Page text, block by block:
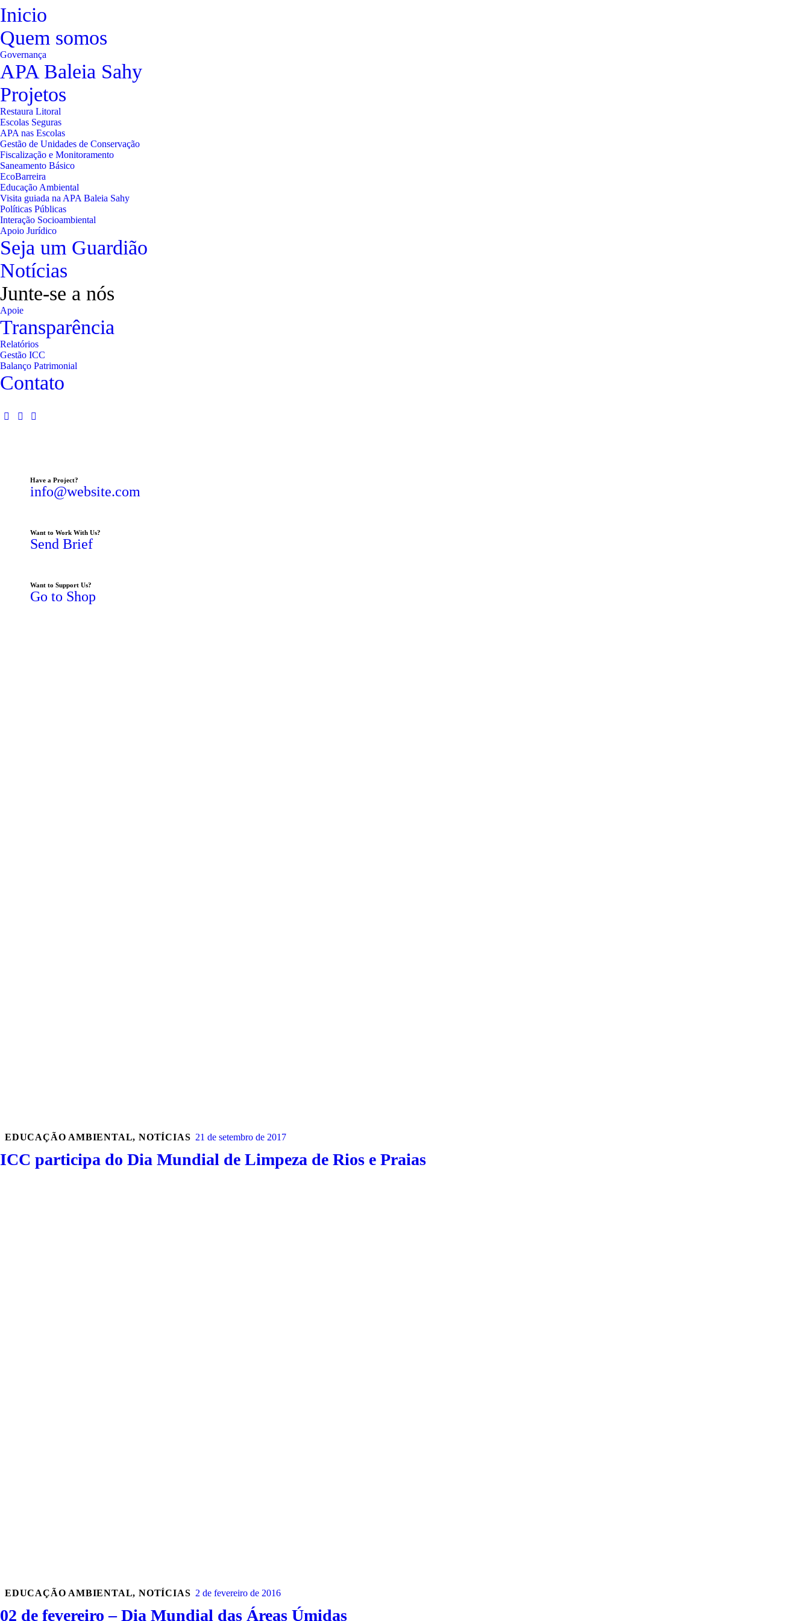
Inicio
Quem somos
Governança
APA Baleia Sahy
Projetos
Restaura Litoral
Escolas Seguras
APA nas Escolas
Gestão de Unidades de Conservação
Fiscalização e Monitoramento
Saneamento Básico
EcoBarreira
Educação Ambiental
Visita guiada na APA Baleia Sahy
Políticas Públicas
Interação Socioambiental
Apoio Jurídico
Seja um Guardião
Notícias
Junte-se a nós
Apoie
Transparência
Relatórios
Gestão ICC
Balanço Patrimonial
Contato
Have a Project?
info@website.com
Want to Work With Us?
Send Brief
Want to Support Us?
Go to Shop
EDUCAÇÃO AMBIENTAL,NOTÍCIAS 21 de setembro de 2017
ICC participa do Dia Mundial de Limpeza de Rios e Praias
EDUCAÇÃO AMBIENTAL,NOTÍCIAS 2 de fevereiro de 2016
02 de fevereiro – Dia Mundial das Áreas Úmidas